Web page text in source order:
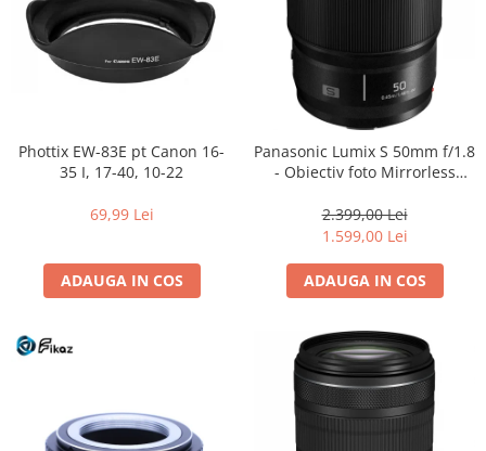
Carcase de tip Cage, pentru
integrare in sisteme video
complexe
Curatare Senzor
Nivela patina
Vizor
Accesorii diverse
Genti, Rucsacuri, Troller foto
Genti foto
Genti, Troller Video
Phottix EW-83E pt Canon 16-
35 I, 17-40, 10-22
69,99 Lei
ADAUGA IN COS
Panasonic Lumix S 50mm f/1.8
- Obiectiv foto Mirrorless
2.399,00 Lei
1.599,00 Lei
ADAUGA IN COS